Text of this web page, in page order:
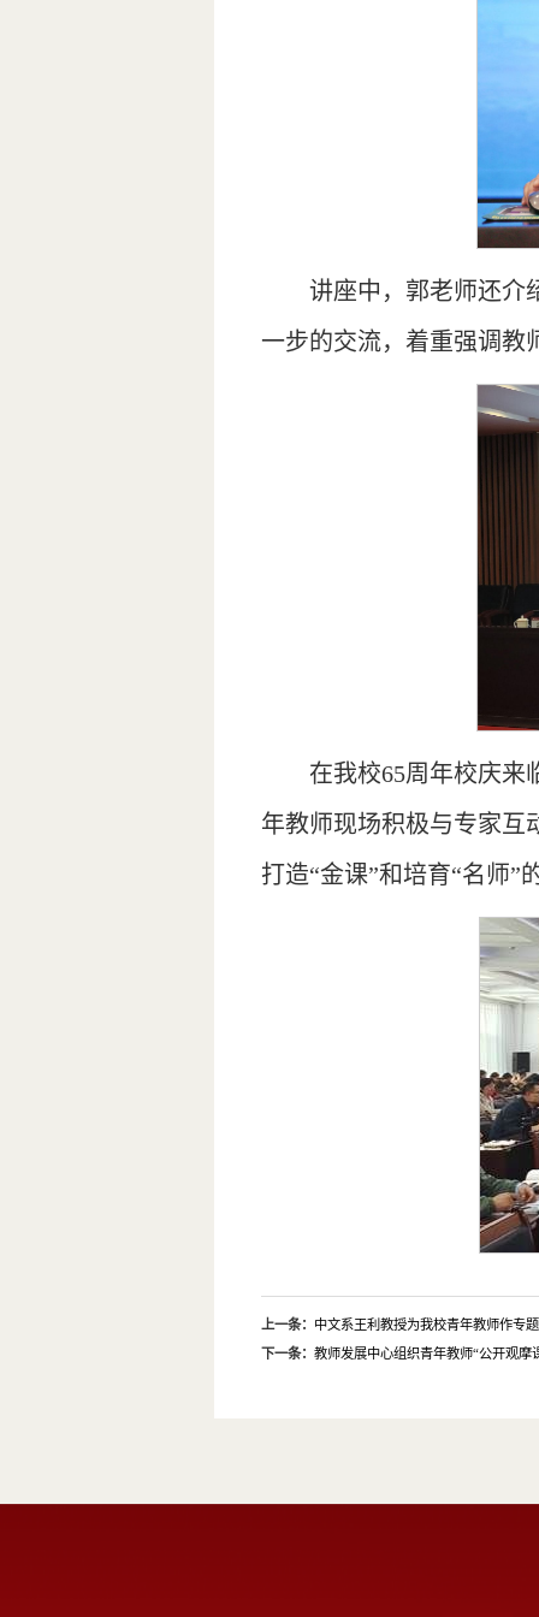
讲座中，郭老师还介
一步的交流，着重强调教
在我校65周年校庆来
年教师现场积极与专家互
打造“金课”和培育“名师”
上一条： 中文系王利教授为我校青年教师作专
下一条：教师发展中心组织青年教师“公开观摩